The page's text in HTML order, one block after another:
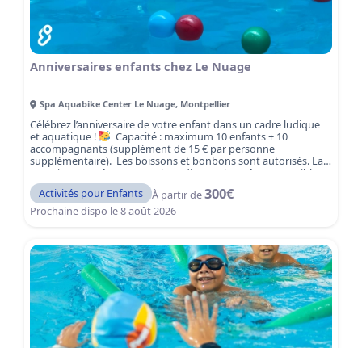
Anniversaires enfants chez Le Nuage
Spa Aquabike Center Le Nuage, Montpellier
Célébrez l’anniversaire de votre enfant dans un cadre ludique
et aquatique !
Capacité : maximum 10 enfants + 10
accompagnants (supplément de 15 € par personne
supplémentaire). Les boissons et bonbons sont autorisés. La
nourriture et gâteaux sont interdits (option gâteau possible
sur demande). Une expérience amusante et sécurisée,
encadrée par notre équipe, pour des souvenirs inoubliables !
Activités pour Enfants À partir de300€
Prochaine dispo le8 août 2026